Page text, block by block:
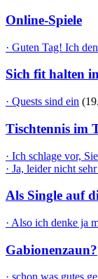
Online-Spiele
· Guten Tag! Ich
Sich fit halten
· Quests sind ein
Tischtennis im
· Ich schlage vor,
· Ja, leider nicht
Als Single auf
· Also ich denke ja
Gabionenzaun?